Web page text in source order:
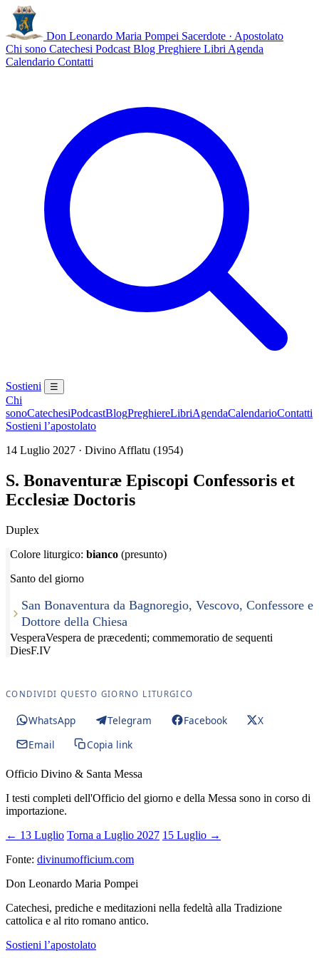
Don Leonardo Maria Pompei Sacerdote · Apostolato
Chi sono Catechesi Podcast Blog Preghiere Libri Agenda
Calendario Contatti
Sostieni ☰
Chi
sonoCatechesiPodcastBlogPreghiereLibriAgendaCalendarioContatti
Sostieni l’apostolato
14 Luglio 2027 · Divino Afflatu (1954)
S. Bonaventuræ Episcopi Confessoris et
Ecclesiæ Doctoris
Duplex
Colore liturgico: bianco (presunto)
Santo del giorno
San Bonaventura da Bagnoregio, Vescovo, Confessore e
Dottore della Chiesa
VesperaVespera de præcedenti; commemoratio de sequenti
DiesF.IV
CONDIVIDI QUESTO GIORNO LITURGICO
WhatsApp Telegram Facebook
X
Email
Copia link
Officio Divino & Santa Messa
I testi completi dell'Officio del giorno e della Messa sono in corso di
importazione.
← 13 Luglio Torna a Luglio 2027 15 Luglio →
Fonte: divinumofficium.com
Don Leonardo Maria Pompei
Catechesi, prediche e meditazioni nella fedeltà alla Tradizione
cattolica e al rito romano antico.
Sostieni l’apostolato